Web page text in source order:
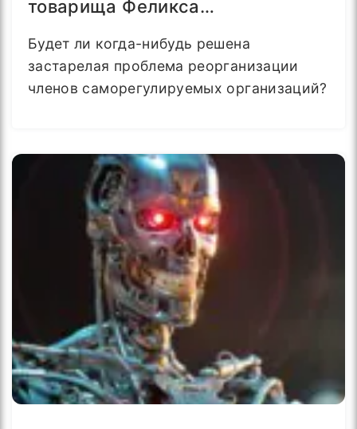
товарища Феликса…
Будет ли когда-нибудь решена
застарелая проблема реорганизации
членов саморегулируемых организаций?